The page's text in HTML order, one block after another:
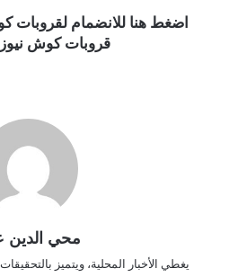
اضغط هنا للانضمام
قروبات كوش نيوز
محي الدين
يغطي الأخبار المحلية، ويتميز